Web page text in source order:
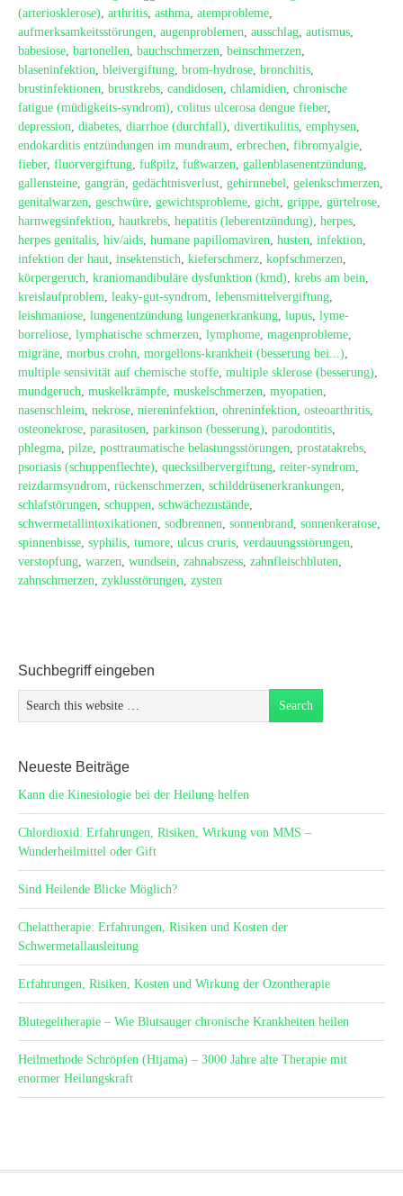
(arteriosklerose), arthritis, asthma, atemprobleme,
aufmerksamkeitsstörungen, augenproblemen, ausschlag, autismus,
babesiose, bartonellen, bauchschmerzen, beinschmerzen,
blaseninfektion, bleivergiftung, brom-hydrose, bronchitis,
brustinfektionen, brustkrebs, candidosen, chlamidien, chronische
fatigue (müdigkeits-syndrom), colitus ulcerosa dengue fieber,
depression, diabetes, diarrhoe (durchfall), divertikulitis, emphysen,
endokarditis entzündungen im mundraum, erbrechen, fibromyalgie,
fieber, fluorvergiftung, fußpilz, fußwarzen, gallenblasenentzündung,
gallensteine, gangrän, gedächtnisverlust, gehirnnebel, gelenkschmerzen,
genitalwarzen, geschwüre, gewichtsprobleme, gicht, grippe, gürtelrose,
harnwegsinfektion, hautkrebs, hepatitis (leberentzündung), herpes,
herpes genitalis, hiv/aids, humane papillomaviren, husten, infektion,
infektion der haut, insektenstich, kieferschmerz, kopfschmerzen,
körpergeruch, kraniomandibuläre dysfunktion (kmd), krebs am bein,
kreislaufproblem, leaky-gut-syndrom, lebensmittelvergiftung,
leishmaniose, lungenentzündung lungenerkrankung, lupus, lyme-
borreliose, lymphatische schmerzen, lymphome, magenprobleme,
migräne, morbus crohn, morgellons-krankheit (besserung bei...),
multiple sensivität auf chemische stoffe, multiple sklerose (besserung),
mundgeruch, muskelkrämpfe, muskelschmerzen, myopatien,
nasenschleim, nekrose, niereninfektion, ohreninfektion, osteoarthritis,
osteonekrose, parasitosen, parkinson (besserung), parodontitis,
phlegma, pilze, posttraumatische belastungsstörungen, prostatakrebs,
psoriasis (schuppenflechte), quecksilbervergiftung, reiter-syndrom,
reizdarmsyndrom, rückenschmerzen, schilddrüsenerkrankungen,
schlafstörungen, schuppen, schwächezustände,
schwermetallintoxikationen, sodbrennen, sonnenbrand, sonnenkeratose,
spinnenbisse, syphilis, tumore, ulcus cruris, verdauungsstörungen,
verstopfung, warzen, wundsein, zahnabszess, zahnfleischbluten,
zahnschmerzen, zyklusstörungen, zysten
Suchbegriff eingeben
Neueste Beiträge
Kann die Kinesiologie bei der Heilung helfen
Chlordioxid: Erfahrungen, Risiken, Wirkung von MMS –
Wunderheilmittel oder Gift
Sind Heilende Blicke Möglich?
Chelattherapie: Erfahrungen, Risiken und Kosten der
Schwermetallausleitung
Erfahrungen, Risiken, Kosten und Wirkung der Ozontherapie
Blutegeltherapie – Wie Blutsauger chronische Krankheiten heilen
Heilmethode Schröpfen (Hijama) – 3000 Jahre alte Therapie mit
enormer Heilungskraft